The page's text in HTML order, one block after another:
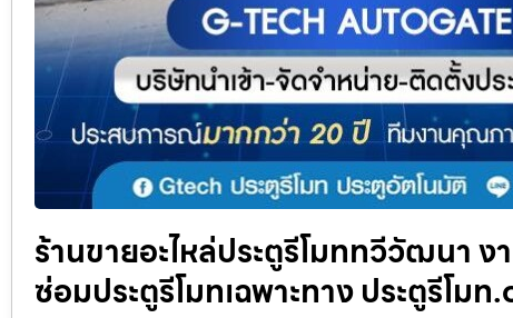
ร้านขายอะไหล่ประตูรีโมททวีวัฒนา
ซ่อมประตูรีโมทเฉพาะทาง ประตูรีโมท